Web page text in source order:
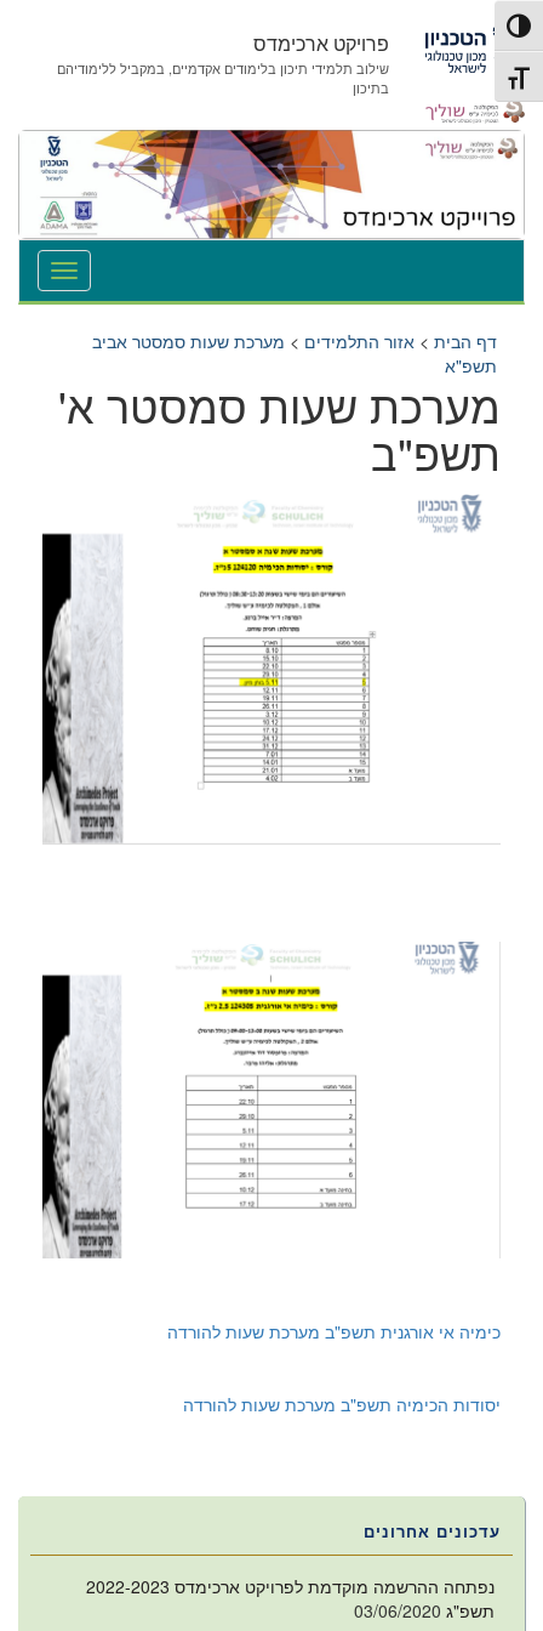
דלג
לתוכן
דלג
לניווט
הפעל/כבה ניגודיות גבוהה
מתג גודל גופן
פרויקט ארכימדס
שילוב תלמידי תיכון בלימודים אקדמיים, במקביל ללימודיהם
בתיכון
דף הבית > אזור התלמידים > מערכת שעות סמסטר אביב
תשפ"א
מערכת שעות סמסטר א'
תשפ"ב
כימיה אי אורגנית תשפ"ב מערכת שעות להורדה
יסודות הכימיה תשפ"ב מערכת שעות להורדה
עדכונים אחרונים
נפתחה ההרשמה מוקדמת לפרויקט ארכימדס 2022-2023
תשפ"ג 03/06/2020